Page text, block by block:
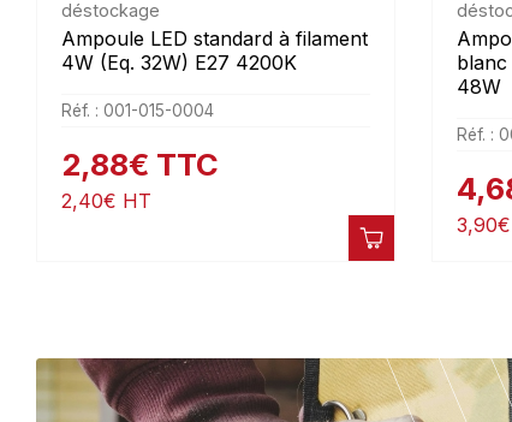
déstockage
Ampoule LED standard à filament
4W (Eq. 32W) E27 4200K
Réf. : 001-015-0004
2,88€ TTC
2,40€ HT
48W
Réf. :
3,90€